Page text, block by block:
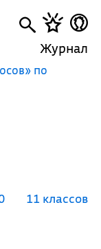
Журнал
по
11 классов